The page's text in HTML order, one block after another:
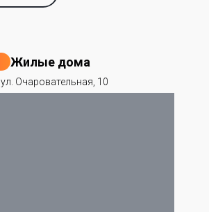
Жилые дома
Ессентуки, ул. Очаровательная, 10